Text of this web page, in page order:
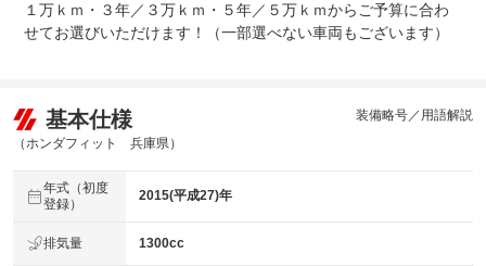
１万ｋｍ・３年／３万ｋｍ・５年／５万ｋｍからご予算に合わ
せてお選びいただけます！（一部選べない車両もございます）
基本仕様
（ホンダフィット 兵庫県）
装備略号／用語解説
年式（初度
登録）
2015(平成27)年
排気量 1300cc